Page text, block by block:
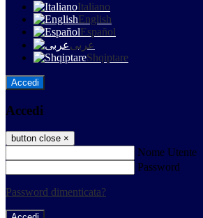
Italiano
English
Español
عربى
Shqiptare
Accedi
Accedi
button close ×
Nome Utente
Password
Password dimenticata?